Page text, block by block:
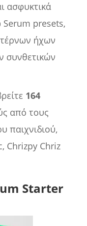
ασφυκτικά
presets,
ήχων
συνθετικών
164
από τους
παιχνιδιού,
Chrizpy Chriz
Starter